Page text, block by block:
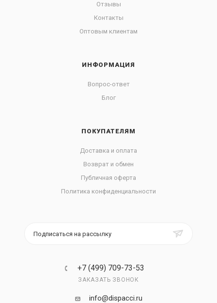
Отзывы
Контакты
Оптовым клиентам
ИНФОРМАЦИЯ
Вопрос-ответ
Блог
ПОКУПАТЕЛЯМ
Доставка и оплата
Возврат и обмен
Публичная оферта
Политика конфиденциальности
Подписаться на рассылку
+7 (499) 709-73-53
ЗАКАЗАТЬ ЗВОНОК
info@dispacci.ru